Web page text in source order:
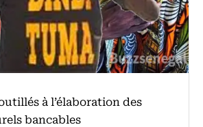
à l’élaboration des
bancables